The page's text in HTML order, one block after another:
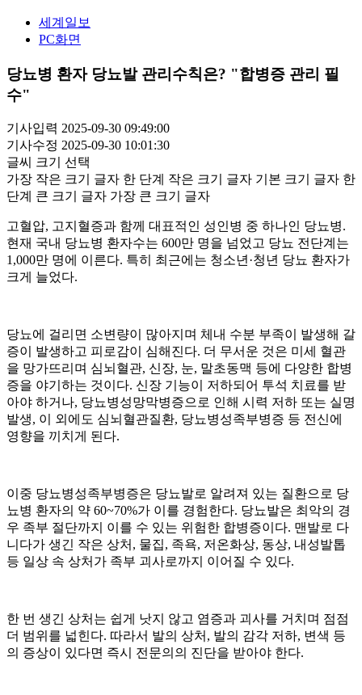
세계일보
PC화면
당뇨병 환자 당뇨발 관리수칙은? "합병증 관리 필
수"
기사입력 2025-09-30 09:49:00
기사수정 2025-09-30 10:01:30
글씨 크기 선택
가장 작은 크기 글자 한 단계 작은 크기 글자 기본 크기 글자 한
단계 큰 크기 글자 가장 큰 크기 글자
고혈압, 고지혈증과 함께 대표적인 성인병 중 하나인 당뇨병.
현재 국내 당뇨병 환자수는 600만 명을 넘었고 당뇨 전단계는
1,000만 명에 이른다. 특히 최근에는 청소년·청년 당뇨 환자가
크게 늘었다.
당뇨에 걸리면 소변량이 많아지며 체내 수분 부족이 발생해 갈
증이 발생하고 피로감이 심해진다. 더 무서운 것은 미세 혈관
을 망가뜨리며 심뇌혈관, 신장, 눈, 말초동맥 등에 다양한 합병
증을 야기하는 것이다. 신장 기능이 저하되어 투석 치료를 받
아야 하거나, 당뇨병성망막병증으로 인해 시력 저하 또는 실명
발생, 이 외에도 심뇌혈관질환, 당뇨병성족부병증 등 전신에
영향을 끼치게 된다.
이중 당뇨병성족부병증은 당뇨발로 알려져 있는 질환으로 당
뇨병 환자의 약 60~70%가 이를 경험한다. 당뇨발은 최악의 경
우 족부 절단까지 이를 수 있는 위험한 합병증이다. 맨발로 다
니다가 생긴 작은 상처, 물집, 족욕, 저온화상, 동상, 내성발톱
등 일상 속 상처가 족부 괴사로까지 이어질 수 있다.
한 번 생긴 상처는 쉽게 낫지 않고 염증과 괴사를 거치며 점점
더 범위를 넓힌다. 따라서 발의 상처, 발의 감각 저하, 변색 등
의 증상이 있다면 즉시 전문의의 진단을 받아야 한다.